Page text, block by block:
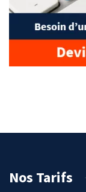
Nos Tarifs